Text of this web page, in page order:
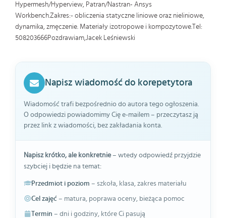
Hypermesh/Hyperview, Patran/Nastran- Ansys
Workbench.Zakres:- obliczenia statyczne liniowe oraz nieliniowe,
dynamika, zmęczenie. Materiały izotropowe i kompozytowe.Tel:
508203666Pozdrawiam,Jacek Leśniewski
Napisz wiadomość do korepetytora
Wiadomość trafi bezpośrednio do autora tego ogłoszenia.
O odpowiedzi powiadomimy Cię e-mailem – przeczytasz ją
przez link z wiadomości, bez zakładania konta.
Napisz krótko, ale konkretnie– wtedy odpowiedź przyjdzie
szybciej i będzie na temat:
Przedmiot i poziom – szkoła, klasa, zakres materiału
Cel zajęć – matura, poprawa oceny, bieżąca pomoc
Termin – dni i godziny, które Ci pasują